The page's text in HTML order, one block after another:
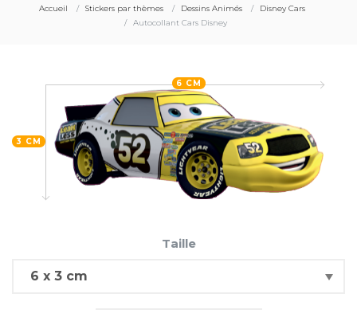
Accueil Stickers par thèmes Dessins Animés
Disney Cars
Autocollant Cars Disney
3 CM
6 CM
Taille